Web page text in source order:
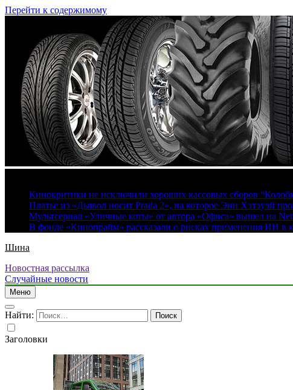
Перейти к содержимому
Кинокритики не исключили хороших кассовых сборов
Платье из «Дьявол носит Prada 2», на которое Энн Хэтэуэй
Мультсериал «Уличные коты» от автора «Офиса» вышел на
В фонде «Кинопрайм» рассказали о рисках применения ИИ в
Шина
Новостная рассылка
Случайные новости
Меню
Найти:
Заголовки